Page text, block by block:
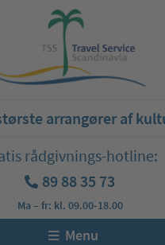
arrangører af
rådgivnings-hotline:
89 88 35 73
Ma – fr: kl. 09.00-18.00
Menu